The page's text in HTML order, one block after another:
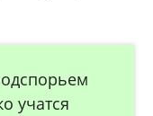
учатся